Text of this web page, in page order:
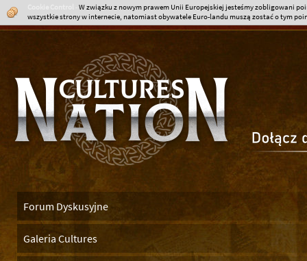
Forum Dyskusyjne
Galeria Cultures
W związku z nowym prawem Unii Europejskiej jesteśmy zobligowani
wszystkie strony w internecie, natomiast obywatele Euro-landu muszą zostać o tym